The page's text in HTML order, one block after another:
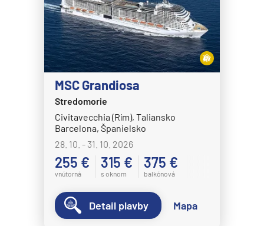
MSC Fantasia
MSC Grandiosa
MSC Lirica
MSC Magnifica
MSC Meraviglia
MSC Musica
MSC Opera
MSC Orchestra
MSC Poesia
MSC Preziosa
MSC Seascape
MSC Grandiosa
Stredomorie
Civitavecchia (Rím), Taliansko
Barcelona, Španielsko
28. 10. - 31. 10. 2026
255 €
vnútorná
315 €
s oknom
375 €
balkónová
Detail plavby Mapa